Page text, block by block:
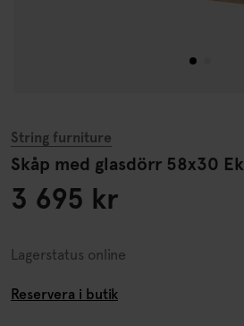
String furniture
Skåp med glasdörr 58x30 Ek
3 695 kr
Lagerstatus online
Reservera i butik